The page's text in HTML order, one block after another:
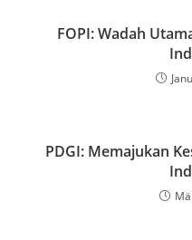
FOPI: Wadah
PDGI: Memajukan